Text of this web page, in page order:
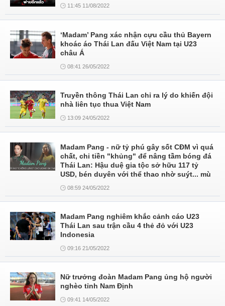
11:45 11/08/2022
‘Madam’ Pang xác nhận cựu cầu thủ Bayern
khoác áo Thái Lan đấu Việt Nam tại U23
châu Á
08:41 26/05/2022
Truyền thông Thái Lan chỉ ra lý do khiến đội
nhà liên tục thua Việt Nam
13:09 24/05/2022
Madam Pang - nữ tỷ phú gây sốt CĐM vì quá
chất, chi tiền "khủng" để nâng tầm bóng đá
Thái Lan: Hậu duệ gia tộc sở hữu 117 tỷ
USD, bén duyên với thể thao nhờ suýt... mù
08:59 24/05/2022
Madam Pang nghiêm khắc cảnh cáo U23
Thái Lan sau trận cầu 4 thẻ đỏ với U23
Indonesia
09:16 21/05/2022
Nữ trưởng đoàn Madam Pang ủng hộ người
nghèo tỉnh Nam Định
09:41 14/05/2022